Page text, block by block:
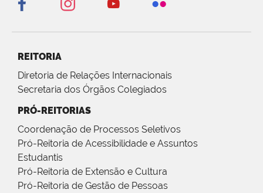
REITORIA
Diretoria de Relações Internacionais
Secretaria dos Órgãos Colegiados
PRÓ-REITORIAS
Coordenação de Processos Seletivos
Pró-Reitoria de Acessibilidade e Assuntos
Estudantis
Pró-Reitoria de Extensão e Cultura
Pró-Reitoria de Gestão de Pessoas